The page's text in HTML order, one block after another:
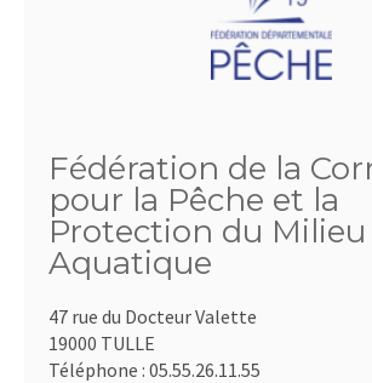
Fédération de la
pour la Pêche et la
Protection du Milieu
Aquatique
47 rue du Docteur Valette
19000 TULLE
Téléphone : 05.55.26.11.55